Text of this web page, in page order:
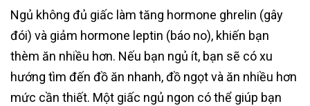
Ngủ không đủ giấc làm tăng hormone ghrelin (gây
đói) và giảm hormone leptin (báo no), khiến bạn
thèm ăn nhiều hơn. Nếu bạn ngủ ít, bạn sẽ có xu
hướng tìm đến đồ ăn nhanh, đồ ngọt và ăn nhiều hơn
mức cần thiết. Một giấc ngủ ngon có thể giúp bạn